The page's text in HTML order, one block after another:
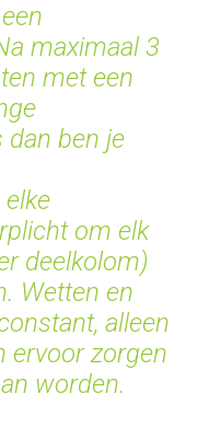
maximaal 3
met een
dan ben je
om elk
deelkolom)
Wetten en
alleen
ervoor zorgen
worden.